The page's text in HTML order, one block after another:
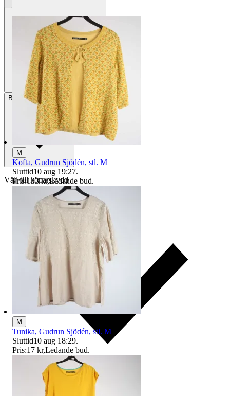
BetalningVia Tradera
Välj till köparskydd
M
Kofta, Gudrun Sjödén, stl. M
Sluttid10 aug 19:27.
Pris:133 kr,Ledande bud.
M
Tunika, Gudrun Sjödén, stl. M
Sluttid10 aug 18:29.
Pris:17 kr,Ledande bud.